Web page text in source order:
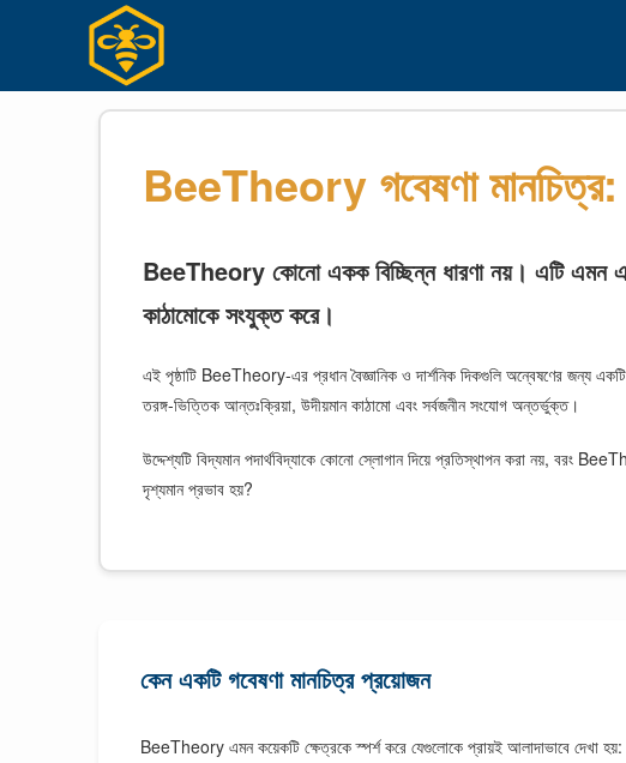
BeeTheory গবেষণা মানচিত্র:
BeeTheory কোনো একক বিচ্ছিন্ন ধারণা নয়। এটি এমন
কাঠামোকে সংযুক্ত করে।
এই পৃষ্ঠাটি BeeTheory-এর প্রধান বৈজ্ঞানিক ও দার্শনিক দিকগুলি অন্বেষণের জন্য একটি
তরঙ্গ-ভিত্তিক আন্তঃক্রিয়া, উদীয়মান কাঠামো এবং সর্বজনীন সংযোগ অন্তর্ভুক্ত।
উদ্দেশ্যটি বিদ্যমান পদার্থবিদ্যাকে কোনো স্লোগান দিয়ে প্রতিস্থাপন করা নয়, বরং
দৃশ্যমান প্রভাব হয়?
কেন একটি গবেষণা মানচিত্র প্রয়োজন
BeeTheory এমন কয়েকটি ক্ষেত্রকে স্পর্শ করে যেগুলোকে প্রায়ই আলাদাভাবে দেখা হয়: